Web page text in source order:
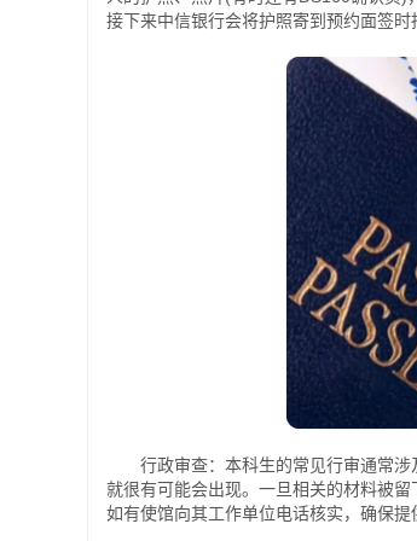
接下来中信银行会将护照寄到预约面签时
行政审查：本科生的常见行审通常涉
就很有可能会出现。一旦相关的材料被
如有使馆向其工作单位电话核实，确保提